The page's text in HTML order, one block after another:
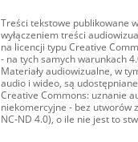
Treści tekstowe publikowane
wyłączeniem treści
na licencji typu Creative
- na tych samych warunkach
Materiały audiowizualne, w
audio i wideo, są
Creative Commons: uznanie
niekomercyjne - bez utworów
NC-ND 4.0), o ile nie jest to